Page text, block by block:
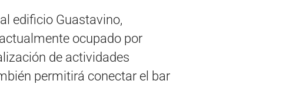
edificio Guastavino,
ocupado por
de actividades
permitirá conectar el bar